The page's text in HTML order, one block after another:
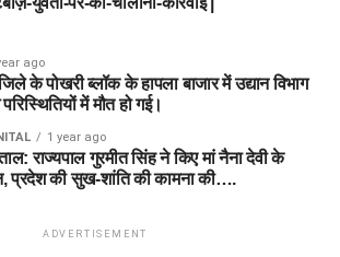
ago
के पोखरी ब्लॉक के हापला बाजार में उद्यान विभाग
में मौत हो गई।
1 year ago
राज्यपाल गुरमीत सिंह ने किए मां नैना देवी के
प्रदेश की सुख-शांति की कामना की….
ADVERTISEMENT